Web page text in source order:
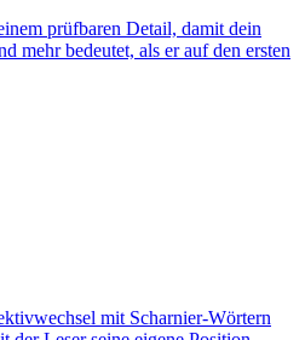
prüfbaren Detail, damit dein
mehr bedeutet, als er auf den ersten
mit Scharnier-Wörtern